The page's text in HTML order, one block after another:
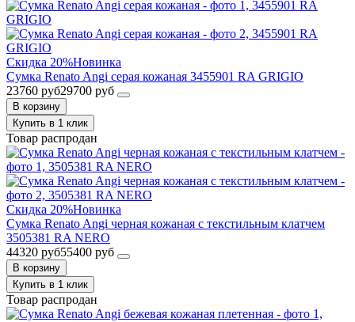
Скидка 20%Новинка
Сумка Renato Angi серая кожаная 3455901 RA GRIGIO
23760 руб29700 руб
В корзину
Купить в 1 клик
Товар распродан
Скидка 20%Новинка
Сумка Renato Angi черная кожаная с текстильным клатчем
3505381 RA NERO
44320 руб55400 руб
В корзину
Купить в 1 клик
Товар распродан